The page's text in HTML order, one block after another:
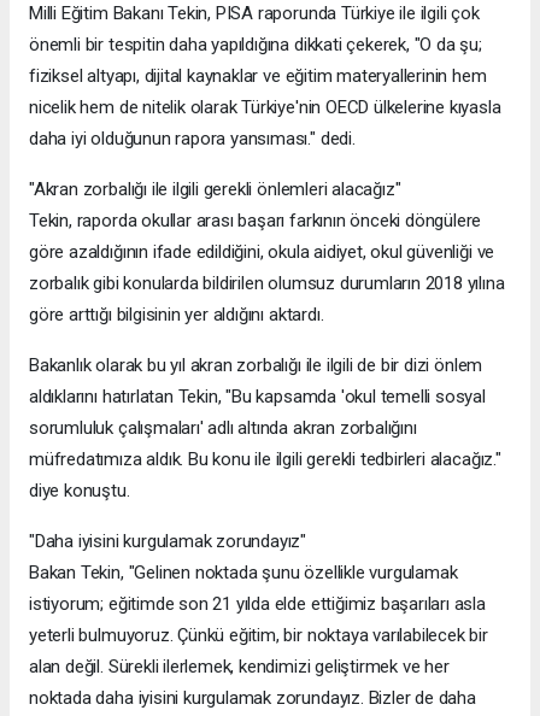
Milli Eğitim Bakanı Tekin, PISA raporunda Türkiye ile ilgili çok
önemli bir tespitin daha yapıldığına dikkati çekerek, "O da şu;
fiziksel altyapı, dijital kaynaklar ve eğitim materyallerinin hem
nicelik hem de nitelik olarak Türkiye'nin OECD ülkelerine kıyasla
daha iyi olduğunun rapora yansıması." dedi.
"Akran zorbalığı ile ilgili gerekli önlemleri alacağız"
Tekin, raporda okullar arası başarı farkının önceki döngülere
göre azaldığının ifade edildiğini, okula aidiyet, okul güvenliği ve
zorbalık gibi konularda bildirilen olumsuz durumların 2018 yılına
göre arttığı bilgisinin yer aldığını aktardı.
Bakanlık olarak bu yıl akran zorbalığı ile ilgili de bir dizi önlem
aldıklarını hatırlatan Tekin, "Bu kapsamda 'okul temelli sosyal
sorumluluk çalışmaları' adlı altında akran zorbalığını
müfredatımıza aldık. Bu konu ile ilgili gerekli tedbirleri alacağız."
diye konuştu.
"Daha iyisini kurgulamak zorundayız"
Bakan Tekin, "Gelinen noktada şunu özellikle vurgulamak
istiyorum; eğitimde son 21 yılda elde ettiğimiz başarıları asla
yeterli bulmuyoruz. Çünkü eğitim, bir noktaya varılabilecek bir
alan değil. Sürekli ilerlemek, kendimizi geliştirmek ve her
noktada daha iyisini kurgulamak zorundayız. Bizler de daha